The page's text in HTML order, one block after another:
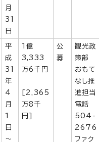
月
31
日
平
成
31
年
4
月
1
日
～
1億
3,333
万6千円
[2,365
万8千
円]
公
募
観光政
策部
おもて
なし推
進担当
電話
504-
2676
ファク